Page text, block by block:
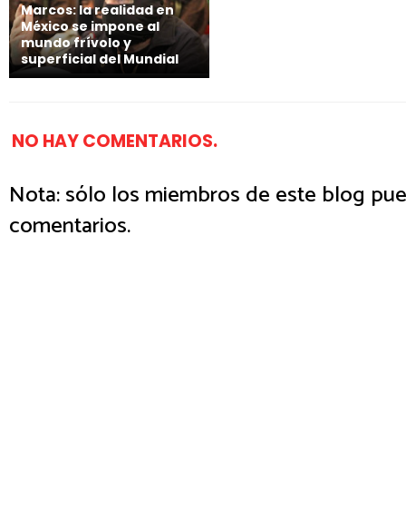
Marcos: la realidad en
México se impone al
mundo frívolo y
superficial del Mundial
NO HAY COMENTARIOS.
Nota: sólo los miembros de este blog
comentarios.